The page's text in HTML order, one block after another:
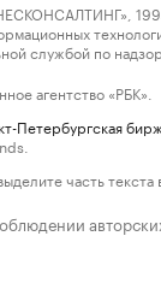
службой по
агентство «РБК».
Петербургская
часть текста